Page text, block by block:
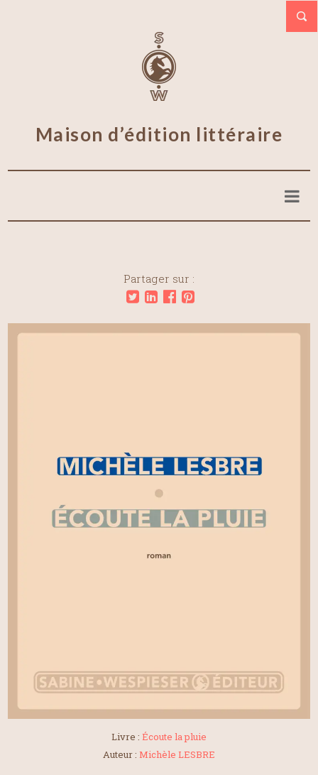
Maison d’édition littéraire
Partager sur :
Livre : Écoute la pluie
Auteur : Michèle LESBRE